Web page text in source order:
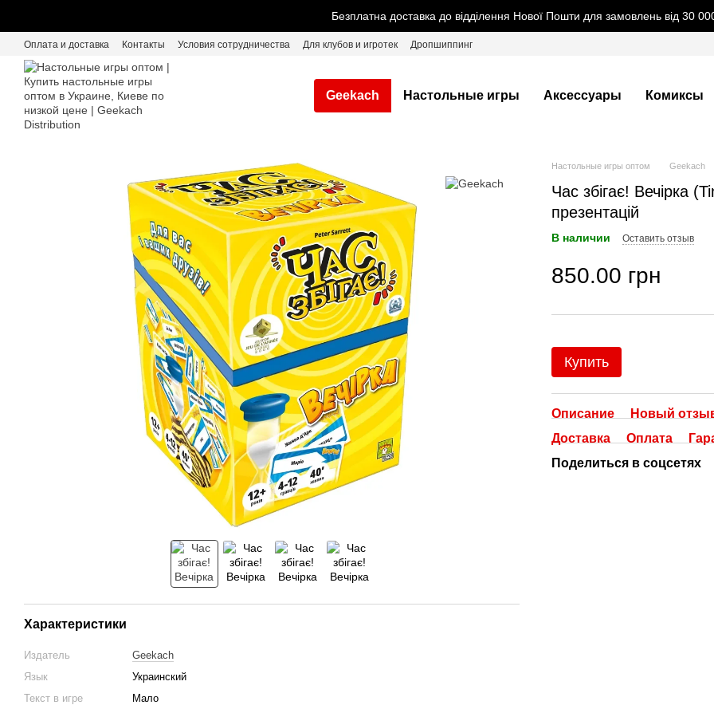
Безплатна доставка до відділення Нової Пошти для замовлень від 30
Оплата и доставка Контакты Условия сотрудничества Для клубов и игротек Дропшиппинг
Geekach Настольные игры Аксессуары Комиксы
Характеристики
Издатель
Geekach
Язык
Украинский
Текст в игре
Мало
Настольные игры оптом Geekach
Час збігає! Вечірка
презентацій
В наличии Оставить отзыв
850.00 грн
Купить
Описание
Новый
Доставка
Оплата
Поделиться в соцсетях